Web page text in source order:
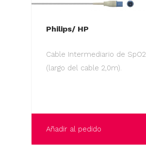
Philips/ HP
Cable Intermediario de SpO2
(largo del cable 2,0m).
Añadir al pedido